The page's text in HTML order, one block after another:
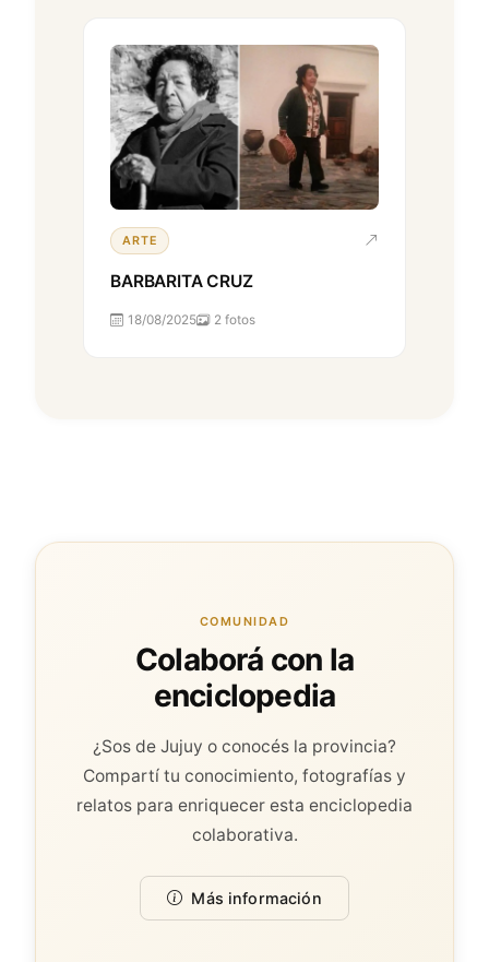
ARTE
BARBARITA CRUZ
18/08/2025 2 fotos
COMUNIDAD
Colaborá con la
enciclopedia
¿Sos de Jujuy o conocés la provincia?
Compartí tu conocimiento, fotografías y
relatos para enriquecer esta enciclopedia
colaborativa.
Más información